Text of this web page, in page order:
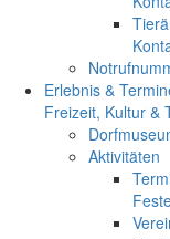
Erlebnis &
Freizeit, Kultur &
Aktivitäten